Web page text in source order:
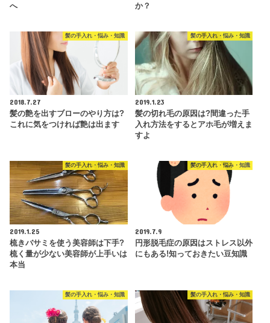
へ
か？
髪の手入れ・悩み・知識
2018.7.27
髪の艶を出すブローのやり方は?
これに気をつければ艶は出ます
髪の手入れ・悩み・知識
2019.1.23
髪の切れ毛の原因は?間違った手
入れ方法をするとアホ毛が増えま
すよ
髪の手入れ・悩み・知識
2019.1.25
梳きバサミを使う美容師は下手?
梳く量が少ない美容師が上手いは
本当
髪の手入れ・悩み・知識
2019.7.9
円形脱毛症の原因はストレス以外
にもある!知っておきたい豆知識
髪の手入れ・悩み・知識 髪の手入れ・悩み・知識